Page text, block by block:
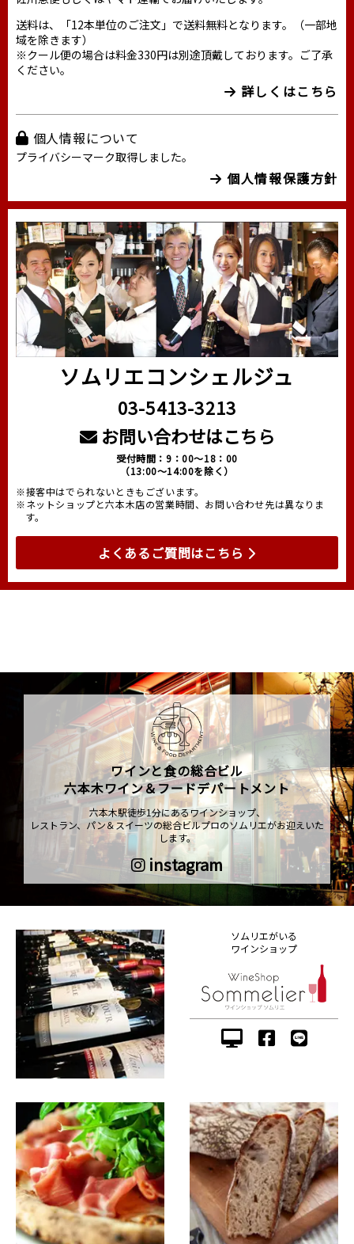
送料は、「12本単位のご注文」で送料無料となります。（一部地
域を除きます）
※クール便の場合は料金330円は別途頂戴しております。ご了承
ください。
詳しくはこちら
個人情報について
プライバシーマーク取得しました。
個人情報保護方針
ソムリエコンシェルジュ
03-5413-3213
お問い合わせはこちら
受付時間：9：00～18：00
（13:00～14:00を除く）
※接客中はでられないときもございます。
※ネットショップと六本木店の営業時間、お問い合わせ先は異なりま
す。
よくあるご質問はこちら
ワインと食の総合ビル
六本木ワイン＆フードデパートメント
六本木駅徒歩1分にあるワインショップ、
レストラン、パン＆スイーツの総合ビルプロのソムリエがお迎えいた
します。
instagram
ソムリエがいる
ワインショップ